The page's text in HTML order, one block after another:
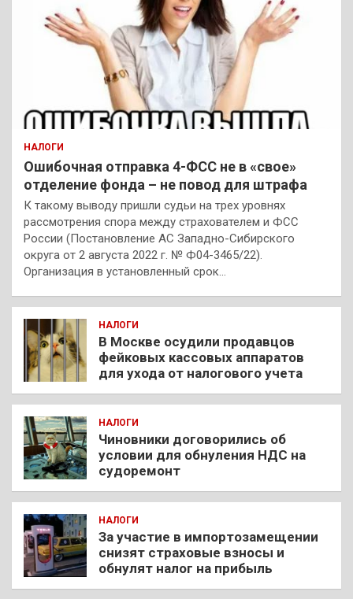
НАЛОГИ
Ошибочная отправка 4-ФСС не в «свое»
отделение фонда – не повод для штрафа
К такому выводу пришли судьи на трех уровнях
рассмотрения спора между страхователем и ФСС
России (Постановление АС Западно-Сибирского
округа от 2 августа 2022 г. № Ф04-3465/22).
Организация в установленный срок…
НАЛОГИ
В Москве осудили продавцов
фейковых кассовых аппаратов
для ухода от налогового учета
НАЛОГИ
Чиновники договорились об
условии для обнуления НДС на
судоремонт
НАЛОГИ
За участие в импортозамещении
снизят страховые взносы и
обнулят налог на прибыль